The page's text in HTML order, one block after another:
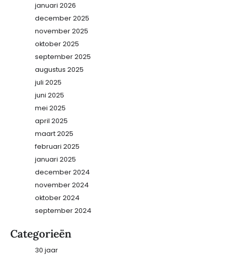
januari 2026
december 2025
november 2025
oktober 2025
september 2025
augustus 2025
juli 2025
juni 2025
mei 2025
april 2025
maart 2025
februari 2025
januari 2025
december 2024
november 2024
oktober 2024
september 2024
Categorieën
30 jaar